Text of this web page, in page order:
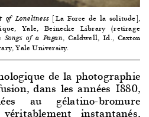
of Loneliness [La Force de la solitude],
Yale, Beinecke Library (retirage
Songs of a Pagan, Caldwell, Id., Caxton
Yale University.
de la photographie
dans les années 1880,
au gélatino-bromure
instantanés,